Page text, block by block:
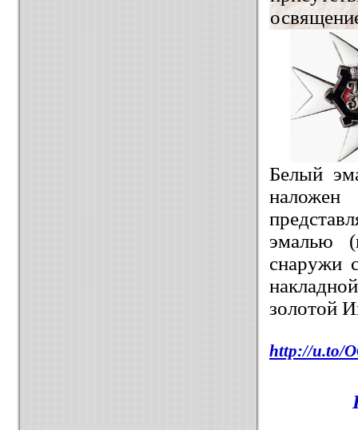
Белый
эмалью
снаружи
золотой
http://u.to/